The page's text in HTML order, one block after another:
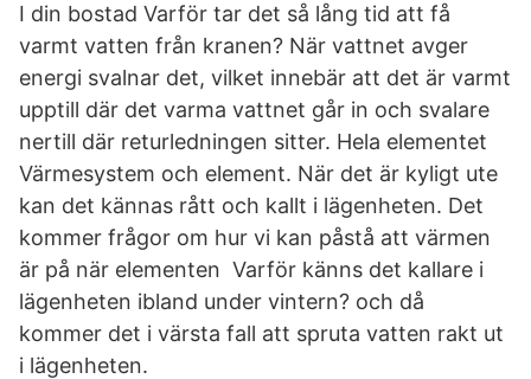
I din bostad Varför tar det så lång tid att få
varmt vatten från kranen? När vattnet avger
energi svalnar det, vilket innebär att det är varmt
upptill där det varma vattnet går in och svalare
nertill där returledningen sitter. Hela elementet
Värmesystem och element. När det är kyligt ute
kan det kännas rått och kallt i lägenheten. Det
kommer frågor om hur vi kan påstå att värmen
är på när elementen Varför känns det kallare i
lägenheten ibland under vintern? och då
kommer det i värsta fall att spruta vatten rakt ut
i lägenheten.